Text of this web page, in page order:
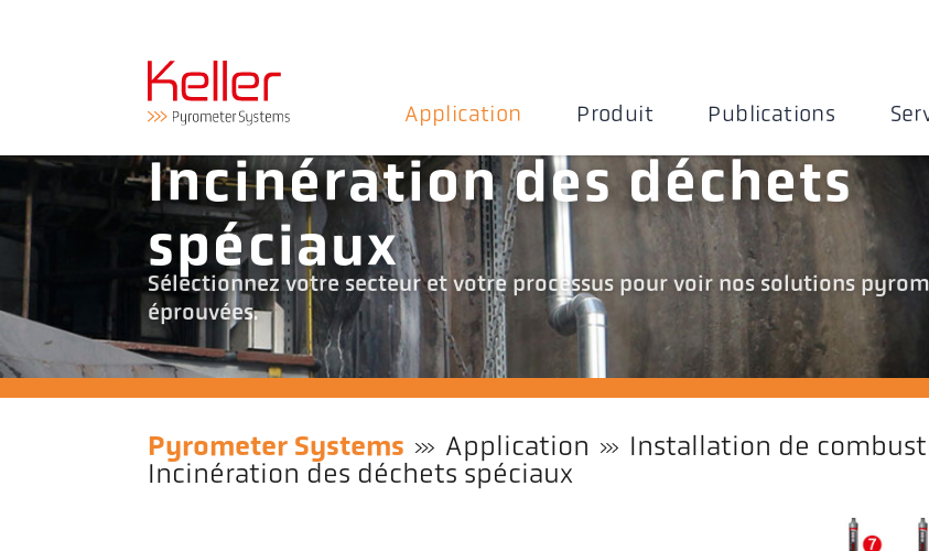
Application Produit Publications
Incinération des déchets
spéciaux
Sélectionnez votre secteur et votre processus pour voir nos solutions
éprouvées.
Pyrometer Systems Application
Installation de
Incinération des déchets spéciaux